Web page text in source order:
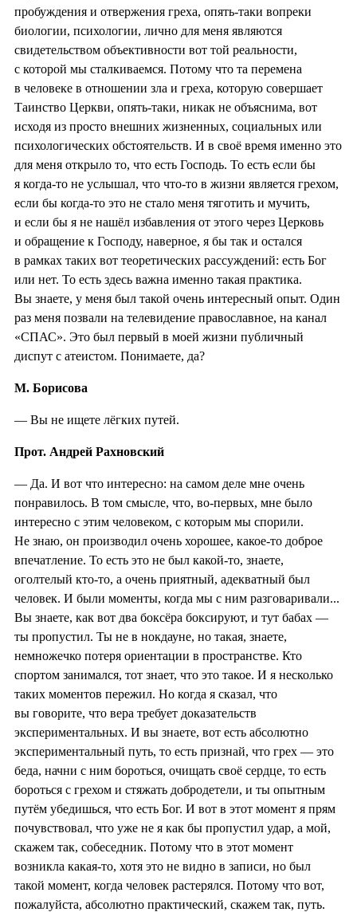
пробуждения и отвержения греха, опять-таки вопреки
биологии, психологии, лично для меня являются
свидетельством объективности вот той реальности,
с которой мы сталкиваемся. Потому что та перемена
в человеке в отношении зла и греха, которую совершает
Таинство Церкви, опять-таки, никак не объяснима, вот
исходя из просто внешних жизненных, социальных или
психологических обстоятельств. И в своё время именно это
для меня открыло то, что есть Господь. То есть если бы
я когда-то не услышал, что что-то в жизни является грехом,
если бы когда-то это не стало меня тяготить и мучить,
и если бы я не нашёл избавления от этого через Церковь
и обращение к Господу, наверное, я бы так и остался
в рамках таких вот теоретических рассуждений: есть Бог
или нет. То есть здесь важна именно такая практика.
Вы знаете, у меня был такой очень интересный опыт. Один
раз меня позвали на телевидение православное, на канал
«СПАС». Это был первый в моей жизни публичный
диспут с атеистом. Понимаете, да?
М. Борисова
— Вы не ищете лёгких путей.
Прот. Андрей Рахновский
— Да. И вот что интересно: на самом деле мне очень
понравилось. В том смысле, что, во-первых, мне было
интересно с этим человеком, с которым мы спорили.
Не знаю, он производил очень хорошее, какое-то доброе
впечатление. То есть это не был какой-то, знаете,
оголтелый кто-то, а очень приятный, адекватный был
человек. И были моменты, когда мы с ним разговаривали...
Вы знаете, как вот два боксёра боксируют, и тут бабах —
ты пропустил. Ты не в нокдауне, но такая, знаете,
немножечко потеря ориентации в пространстве. Кто
спортом занимался, тот знает, что это такое. И я несколько
таких моментов пережил. Но когда я сказал, что
вы говорите, что вера требует доказательств
экспериментальных. И вы знаете, вот есть абсолютно
экспериментальный путь, то есть признай, что грех — это
беда, начни с ним бороться, очищать своё сердце, то есть
бороться с грехом и стяжать добродетели, и ты опытным
путём убедишься, что есть Бог. И вот в этот момент я прям
почувствовал, что уже не я как бы пропустил удар, а мой,
скажем так, собеседник. Потому что в этот момент
возникла какая-то, хотя это не видно в записи, но был
такой момент, когда человек растерялся. Потому что вот,
пожалуйста, абсолютно практический, скажем так, путь.